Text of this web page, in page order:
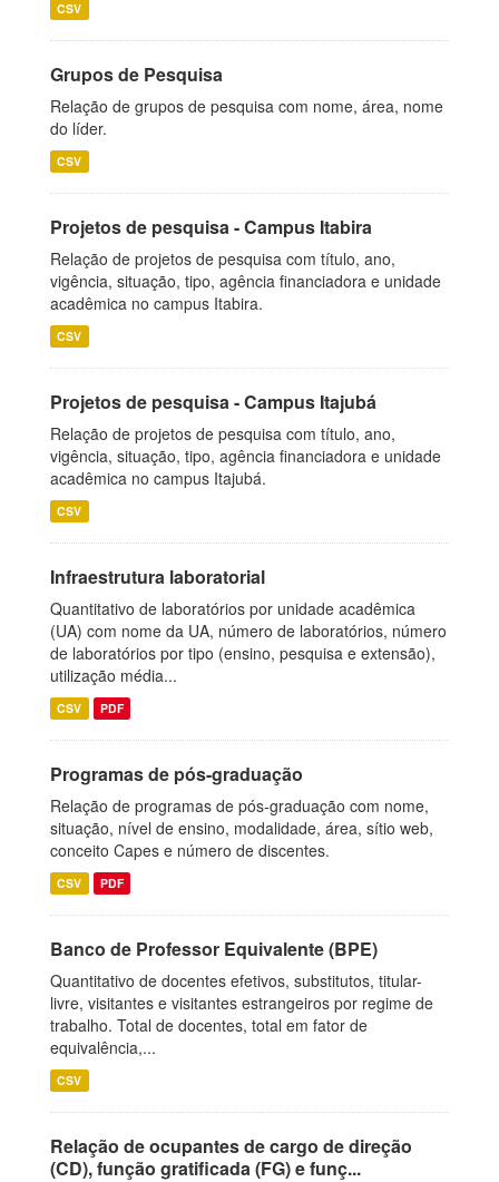
CSV
Grupos de Pesquisa
Relação de grupos de pesquisa com nome, área, nome
do líder.
CSV
Projetos de pesquisa - Campus Itabira
Relação de projetos de pesquisa com título, ano,
vigência, situação, tipo, agência financiadora e unidade
acadêmica no campus Itabira.
CSV
Projetos de pesquisa - Campus Itajubá
Relação de projetos de pesquisa com título, ano,
vigência, situação, tipo, agência financiadora e unidade
acadêmica no campus Itajubá.
CSV
Infraestrutura laboratorial
Quantitativo de laboratórios por unidade acadêmica
(UA) com nome da UA, número de laboratórios, número
de laboratórios por tipo (ensino, pesquisa e extensão),
utilização média...
CSV PDF
Programas de pós-graduação
Relação de programas de pós-graduação com nome,
situação, nível de ensino, modalidade, área, sítio web,
conceito Capes e número de discentes.
CSV PDF
Banco de Professor Equivalente (BPE)
Quantitativo de docentes efetivos, substitutos, titular-
livre, visitantes e visitantes estrangeiros por regime de
trabalho. Total de docentes, total em fator de
equivalência,...
CSV
Relação de ocupantes de cargo de direção
(CD), função gratificada (FG) e funç...